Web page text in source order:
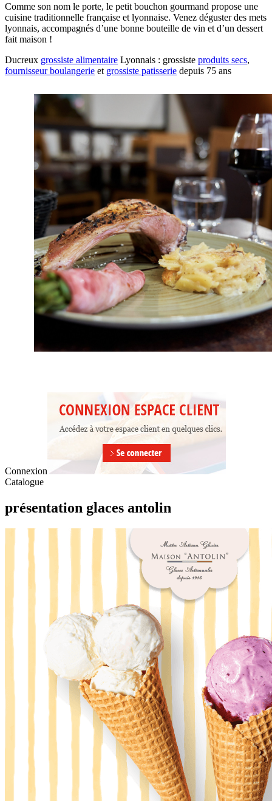
Comme son nom le porte, le petit bouchon gourmand propose une
cuisine traditionnelle française et lyonnaise. Venez déguster des mets
lyonnais, accompagnés d’une bonne bouteille de vin et d’un dessert
fait maison !
Ducreux grossiste alimentaire Lyonnais : grossiste produits secs,
fournisseur boulangerie et grossiste patisserie depuis 75 ans
Connexion
Catalogue
présentation glaces antolin